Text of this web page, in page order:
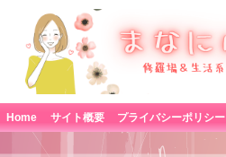
Home サイト概要 プライバシーポリシー